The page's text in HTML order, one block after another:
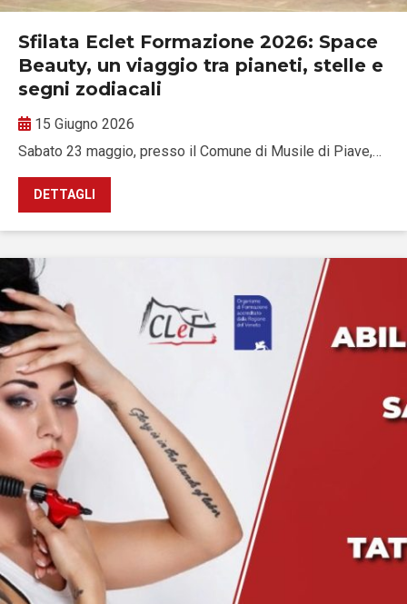
Sfilata Eclet Formazione 2026: Space
Beauty, un viaggio tra pianeti, stelle e
segni zodiacali
15 Giugno 2026
Sabato 23 maggio, presso il Comune di Musile di Piave,…
DETTAGLI